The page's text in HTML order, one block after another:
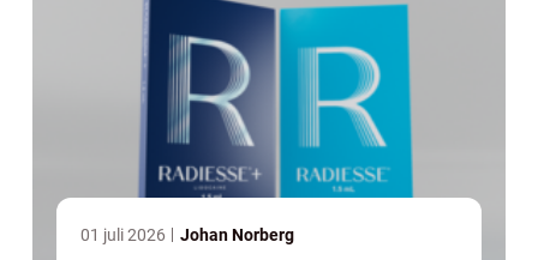
01 juli 2026 Johan Norberg